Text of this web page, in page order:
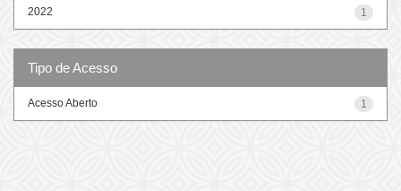
1
2022
Tipo de Acesso
1
Acesso Aberto